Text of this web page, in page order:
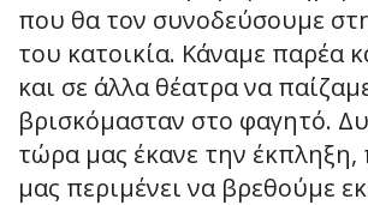
που θα τον συνοδεύσουμε
του κατοικία. Κάναμε παρέα
και σε άλλα θέατρα να
βρισκόμασταν στο φαγητό.
τώρα μας έκανε την έκπληξη,
μας περιμένει να βρεθούμε